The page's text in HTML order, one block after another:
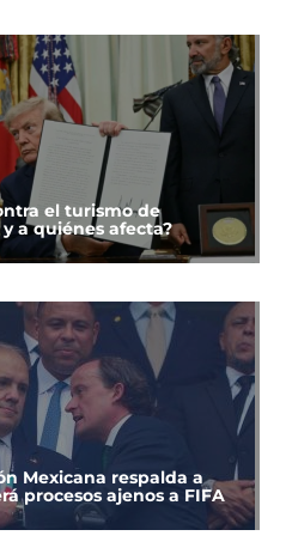
el turismo de
a quiénes afecta?
Mexicana respalda a
procesos ajenos a FIFA